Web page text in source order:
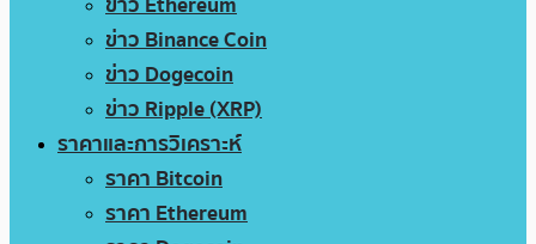
ข่าว Binance Coin
ข่าว Dogecoin
ข่าว Ripple (XRP)
ราคาและการวิเคราะห์
ราคา Bitcoin
ราคา Ethereum